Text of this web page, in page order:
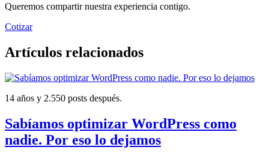
Queremos compartir nuestra experiencia contigo.
Cotizar
Artículos relacionados
14 años y 2.550 posts después.
Sabíamos optimizar WordPress como
nadie. Por eso lo dejamos